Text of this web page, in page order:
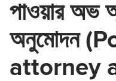
পাওয়ার অভ
অনুমোদন
attorney